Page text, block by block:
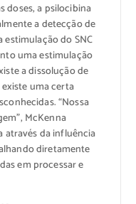
doses, a psilocibina
a detecção de
estimulação do SNC
uma estimulação
a dissolução de
uma certa
“Nossa
McKenna
através da influência
diretamente
em processar e